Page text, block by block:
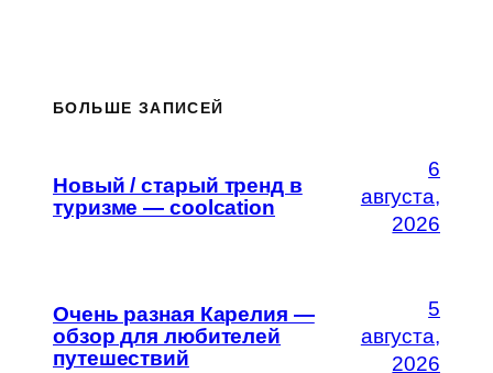
БОЛЬШЕ ЗАПИСЕЙ
Новый / старый тренд в
туризме — coolcation
6
августа,
2026
Очень разная Карелия —
обзор для любителей
путешествий
5
августа,
2026